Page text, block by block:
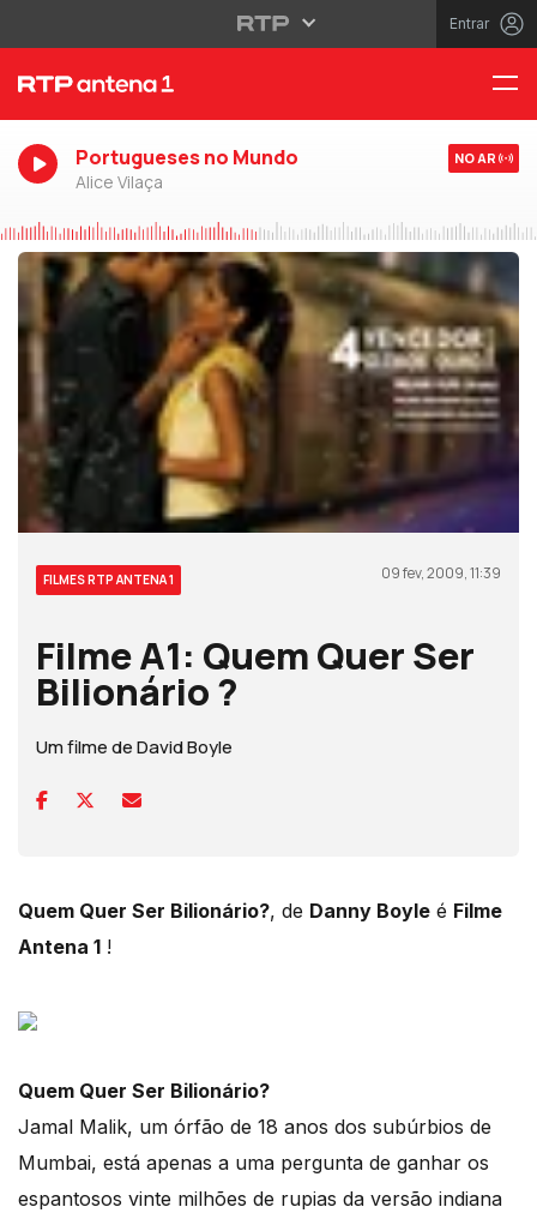
Entrar
Portugueses no Mundo
Alice Vilaça
NO AR
FILMES RTP ANTENA 1 09 fev, 2009, 11:39
Filme A1: Quem Quer Ser
Bilionário ?
Um filme de David Boyle
Quem Quer Ser Bilionário?, de Danny Boyle é Filme
Antena 1 !
Quem Quer Ser Bilionário?
Jamal Malik, um órfão de 18 anos dos subúrbios de
Mumbai, está apenas a uma pergunta de ganhar os
espantosos vinte milhões de rupias da versão indiana